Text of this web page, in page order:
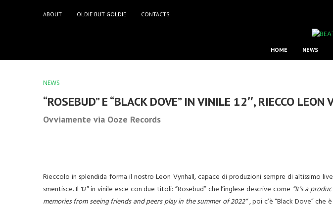
ABOUT OLDIE BUT GOLDIE CONTACTS
HOME NEWS
NEWS
“ROSEBUD” E “BLACK DOVE” IN VINILE 12″, RIECCO LEON
Ovviamente via Ooze Records
Rieccolo in splendida forma il nostro Leon Vynhall, capace di produzioni sempre di altissimo
smentisce. Il 12″ in vinile esce con due titoli: “Rosebud” che l’inglese descrive come “It’s a
memories from seeing friends and peers play in the summer of 2022”, poi c’è “Black Dove”